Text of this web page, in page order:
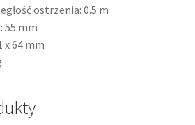
ostrzenia: 0.5 m
55 mm
x 64 mm